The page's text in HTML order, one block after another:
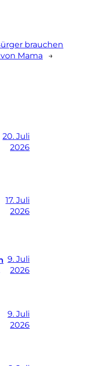
brauchen
Mama
→
20. Juli
2026
17. Juli
2026
9. Juli
2026
9. Juli
2026